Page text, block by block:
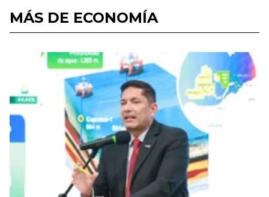
MÁS DE ECONOMÍA